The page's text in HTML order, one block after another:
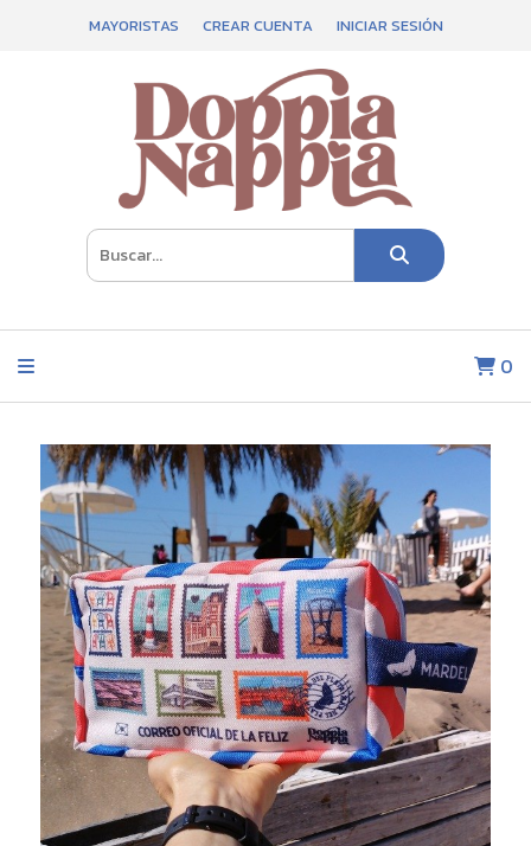
MAYORISTAS CREAR CUENTA INICIAR SESIÓN
0